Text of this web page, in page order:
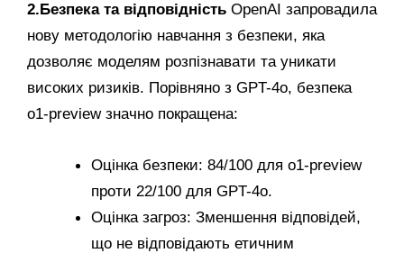
2.Безпека та відповідність OpenAI запровадила
нову методологію навчання з безпеки, яка
дозволяє моделям розпізнавати та уникати
високих ризиків. Порівняно з GPT-4o, безпека
o1-preview значно покращена:
Оцінка безпеки: 84/100 для o1-preview
проти 22/100 для GPT-4o.
Оцінка загроз: Зменшення відповідей,
що не відповідають етичним